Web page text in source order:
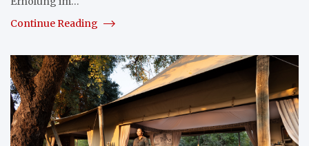
Continue Reading